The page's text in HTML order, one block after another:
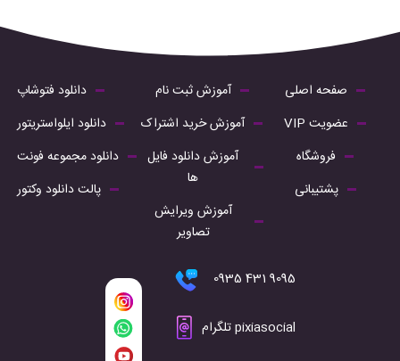
صفحه اصلی
عضویت VIP
فروشگاه
پشتیبانی
آموزش ثبت نام
آموزش خرید اشتراک
آموزش دانلود فایل
ها
آموزش ویرایش
تصاویر
دانلود فتوشاپ
دانلود ایلواستریتور
دانلود مجموعه فونت
پالت دانلود وکتور
9095 431 0935
pixiasocial تلگرام